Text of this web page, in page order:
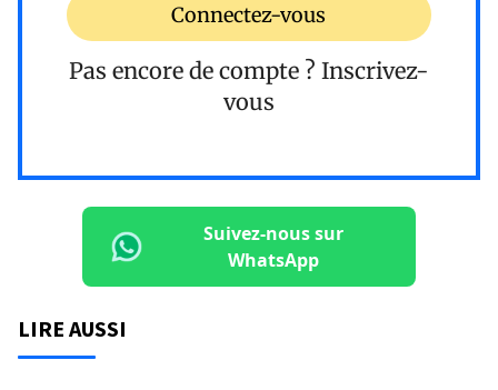
Connectez-vous
Pas encore de compte ? Inscrivez-
vous
Suivez-nous sur
WhatsApp
LIRE AUSSI